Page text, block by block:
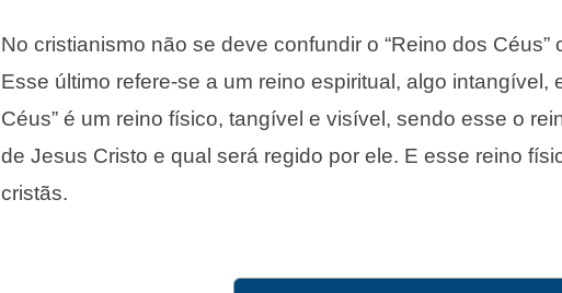
No cristianismo não se deve confundir o “Reino dos Céus”
Esse último refere-se a um reino espiritual, algo intangível,
Céus” é um reino físico, tangível e visível, sendo esse o
de Jesus Cristo e qual será regido por ele. E esse reino
cristãs.